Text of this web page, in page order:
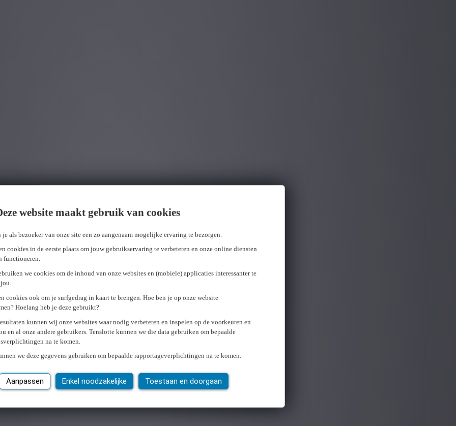
website maakt gebruik van cookies
je als bezoeker van onze site een zo aangenaam mogelijke ervaring te bezorgen.
cookies in de eerste plaats om jouw gebruikservaring te verbeteren en onze online diensten
functioneren.
we cookies om de inhoud van onze websites en (mobiele) applicaties interessanter te
cookies ook om je surfgedrag in kaart te brengen. Hoe ben je op onze website
Hoelang heb je deze gebruikt?
kunnen wij onze websites waar nodig verbeteren en inspelen op de voorkeuren en
en al onze andere gebruikers. Tenslotte kunnen we die data gebruiken om bepaalde
na te komen.
we deze gegevens gebruiken om bepaalde rapportageverplichtingen na te komen.
Aanpassen Enkel noodzakelijke Toestaan en doorgaan